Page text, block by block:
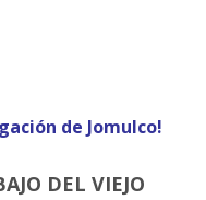
de Jomulco!
DEL VIEJO